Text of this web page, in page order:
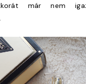
már nem